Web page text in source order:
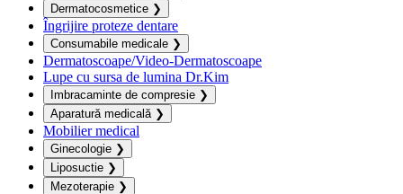
Dermatocosmetice ❯
Îngrijire proteze dentare
Consumabile medicale ❯
Dermatoscoape/Video-Dermatoscoape
Lupe cu sursa de lumina Dr.Kim
Imbracaminte de compresie ❯
Aparatură medicală ❯
Mobilier medical
Ginecologie ❯
Liposuctie ❯
Mezoterapie ❯